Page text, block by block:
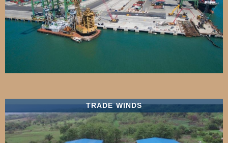
TRADE WINDS